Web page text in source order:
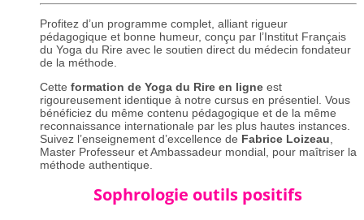
Profitez d’un programme complet, alliant rigueur
pédagogique et bonne humeur, conçu par l’Institut Français
du Yoga du Rire avec le soutien direct du médecin fondateur
de la méthode.
Cette formation de Yoga du Rire en ligneest
rigoureusement identique à notre cursus en présentiel. Vous
bénéficiez du même contenu pédagogique et de la même
reconnaissance internationale par les plus hautes instances.
Suivez l’enseignement d’excellence de Fabrice Loizeau
Master Professeur et Ambassadeur mondial, pour maîtriser la
méthode authentique.
Sophrologie outils positifs